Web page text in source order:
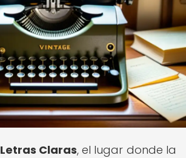
Letras Claras, el lugar donde la